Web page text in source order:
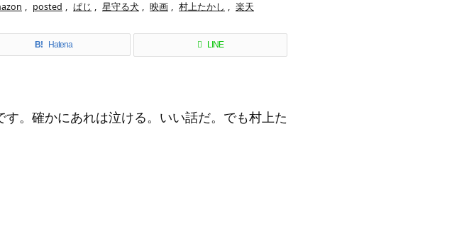
, posted , ぱじ , 星守る犬 , 映画 , 村上たかし , 楽天
B! Hatena LINE
。確かにあれは泣ける。いい話だ。でも村上た